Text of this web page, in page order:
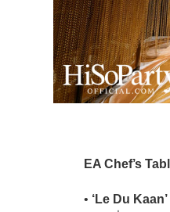
EA Chef’s
• ‘Le Du Kaan’